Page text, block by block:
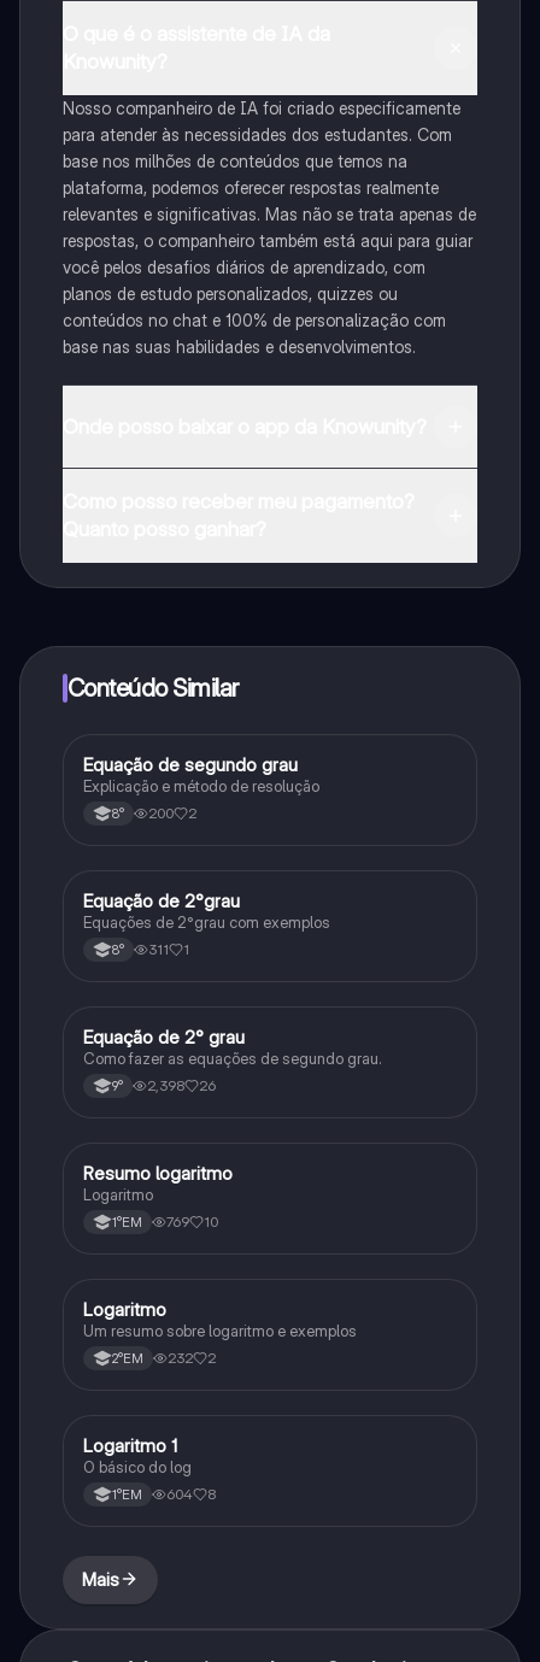
Nosso companheiro de IA foi criado especificamente
para atender às necessidades dos estudantes. Com
base nos milhões de conteúdos que temos na
plataforma, podemos oferecer respostas realmente
relevantes e significativas. Mas não se trata apenas de
respostas, o companheiro também está aqui para guiar
você pelos desafios diários de aprendizado, com
planos de estudo personalizados, quizzes ou
conteúdos no chat e 100% de personalização com
base nas suas habilidades e desenvolvimentos.
Conteúdo Similar
Matematica
Equação de segundo grau
Explicação e método de resolução
8° 200 2
Matematica
Equação de 2°grau
Equações de 2°grau com exemplos
8° 311 1
Matematica
Equação de 2° grau
Como fazer as equações de segundo grau.
9° 2,398 26
Matematica
Resumo logaritmo
Logaritmo
1°EM 769 10
Matematica
Logaritmo
Um resumo sobre logaritmo e exemplos
2°EM 232 2
Matematica
Logaritmo 1
O básico do log
1°EM 604 8
Mais